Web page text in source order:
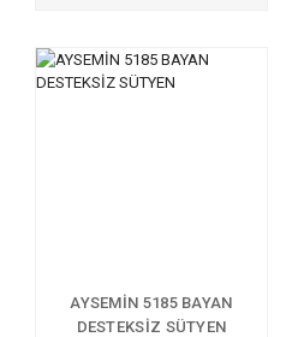
AYSEMİN 5185 BAYAN
DESTEKSİZ SÜTYEN